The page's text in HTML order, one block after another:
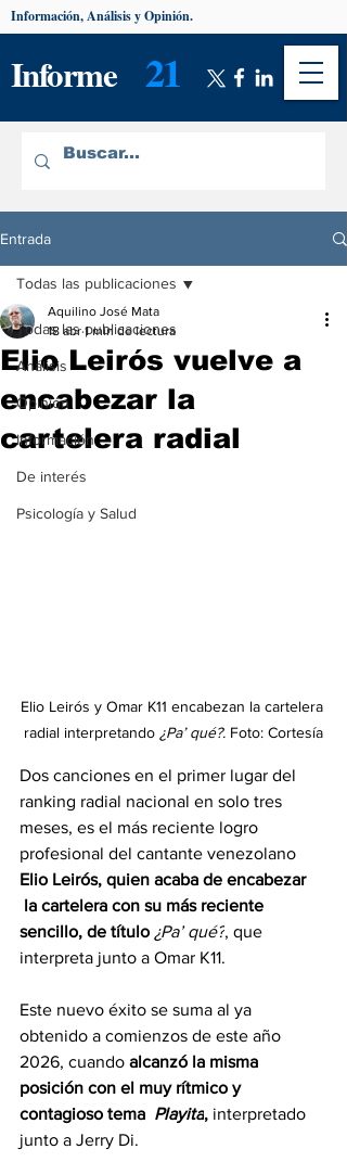
Informe 21
Información, Análisis y Opinión.
Entrada
Todas las publicaciones
Análisis
Opinión
Información
De interés
Psicología y Salud
Todas las publicaciones
Elio Leirós vuelve a
encabezar la
cartelera radial
Aquilino José Mata
18 abr 1 min de lectura
Elio Leirós y Omar K11 encabezan la cartelera
radial interpretando ¿Pa’ qué?. Foto: Cortesía
Dos canciones en el primer lugar del
ranking radial nacional en solo tres
meses, es el más reciente logro
profesional del cantante venezolano
Elio Leirós, quien acaba de encabezar
la cartelera con su más reciente
sencillo, de título ¿Pa’ qué?, que
interpreta junto a Omar K11.
Este nuevo éxito se suma al ya
obtenido a comienzos de este año
2026, cuando alcanzó la misma
posición con el muy rítmico y
contagioso tema Playita, interpretado
junto a Jerry Di.